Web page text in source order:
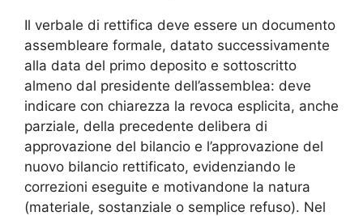
Il verbale di rettifica deve essere un documento
assembleare formale, datato successivamente
alla data del primo deposito e sottoscritto
almeno dal presidente dell’assemblea: deve
indicare con chiarezza la revoca esplicita, anche
parziale, della precedente delibera di
approvazione del bilancio e l’approvazione del
nuovo bilancio rettificato, evidenziando le
correzioni eseguite e motivandone la natura
(materiale, sostanziale o semplice refuso). Nel